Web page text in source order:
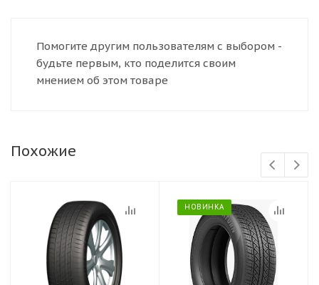
Помогите другим пользователям с выбором -
будьте первым, кто поделится своим
мнением об этом товаре
Похожие
НОВИНКА